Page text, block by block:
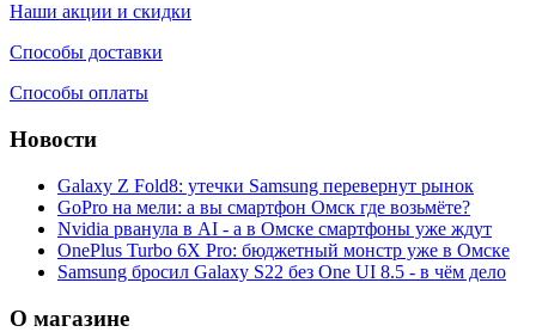
Наши акции и скидки
Способы доставки
Способы оплаты
Новости
Galaxy Z Fold8: утечки Samsung перевернут рынок
GoPro на мели: а вы смартфон Омск где возьмёте?
Nvidia рванула в AI - а в Омске смартфоны уже ждут
OnePlus Turbo 6X Pro: бюджетный монстр уже в Омске
Samsung бросил Galaxy S22 без One UI 8.5 - в чём дело
О магазине